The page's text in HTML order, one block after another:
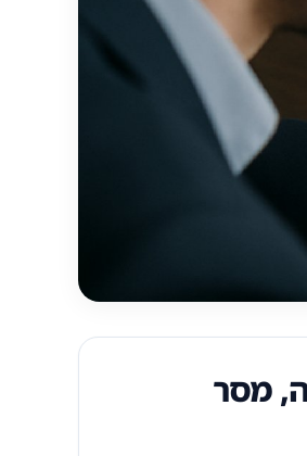
מסר